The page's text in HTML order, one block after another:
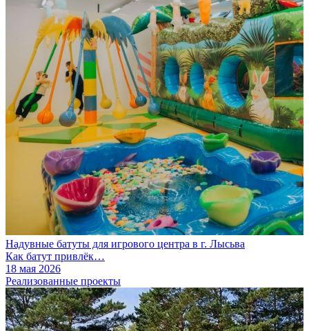
Надувные батуты для игрового центра в г. Лысьва
Как батут привлёк…
18 мая 2026
Реализованные проекты